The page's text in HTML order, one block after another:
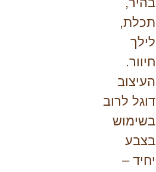
תכלת,
לילך
חיוור.
העיצוב
דוגל לרוב
בשימוש
בצבע
יחיד –